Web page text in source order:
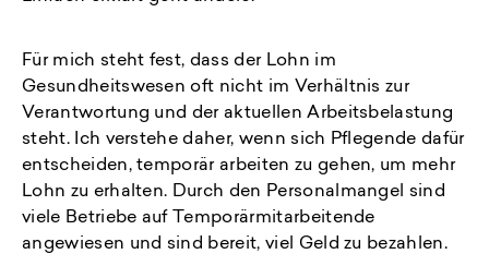
Für mich steht fest, dass der Lohn im
Gesundheitswesen oft nicht im Verhältnis zur
Verantwortung und der aktuellen Arbeitsbelastung
steht. Ich verstehe daher, wenn sich Pflegende dafür
entscheiden, temporär arbeiten zu gehen, um mehr
Lohn zu erhalten. Durch den Personalmangel sind
viele Betriebe auf Temporärmitarbeitende
angewiesen und sind bereit, viel Geld zu bezahlen.